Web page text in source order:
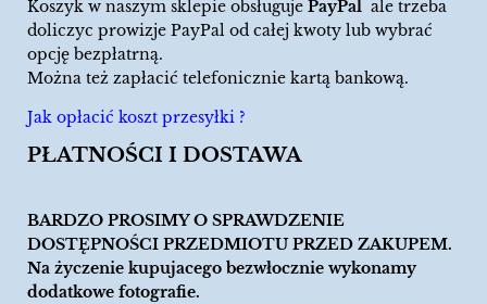
Koszyk w naszym sklepie obsługuje PayPal ale trzeba
doliczyc prowizje PayPal od całej kwoty lub wybrać
opcję bezpłatrną.
Można też zapłacić telefonicznie kartą bankową.
Jak opłacić koszt przesyłki ?
PŁATNOŚCI I DOSTAWA
BARDZO PROSIMY O SPRAWDZENIE
DOSTĘPNOŚCI PRZEDMIOTU PRZED ZAKUPEM.
Na życzenie kupujacego bezwłocznie wykonamy
dodatkowe fotografie.